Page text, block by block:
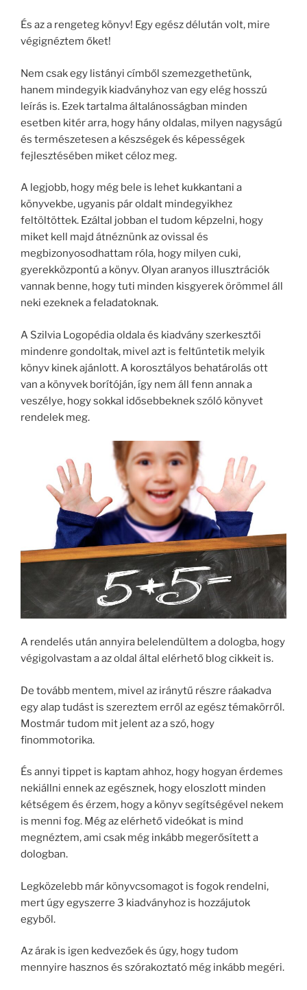
És az a rengeteg könyv! Egy egész délután volt, mire
végignéztem őket!
Nem csak egy listányi címből szemezgethetünk,
hanem mindegyik kiadványhoz van egy elég hosszú
leírás is. Ezek tartalma általánosságban minden
esetben kitér arra, hogy hány oldalas, milyen nagyságú
és természetesen a készségek és képességek
fejlesztésében miket céloz meg.
A legjobb, hogy még bele is lehet kukkantani a
könyvekbe, ugyanis pár oldalt mindegyikhez
feltöltöttek. Ezáltal jobban el tudom képzelni, hogy
miket kell majd átnéznünk az ovissal és
megbizonyosodhattam róla, hogy milyen cuki,
gyerekközpontú a könyv. Olyan aranyos illusztrációk
vannak benne, hogy tuti minden kisgyerek örömmel áll
neki ezeknek a feladatoknak.
A Szilvia Logopédia oldala és kiadvány szerkesztői
mindenre gondoltak, mivel azt is feltűntetik melyik
könyv kinek ajánlott. A korosztályos behatárolás ott
van a könyvek borítóján, így nem áll fenn annak a
veszélye, hogy sokkal idősebbeknek szóló könyvet
rendelek meg.
A rendelés után annyira belelendültem a dologba, hogy
végigolvastam a az oldal által elérhető blog cikkeit is.
De tovább mentem, mivel az iránytű részre ráakadva
egy alap tudást is szereztem erről az egész témakörről.
Mostmár tudom mit jelent az a szó, hogy
finommotorika.
És annyi tippet is kaptam ahhoz, hogy hogyan érdemes
nekiállni ennek az egésznek, hogy eloszlott minden
kétségem és érzem, hogy a könyv segítségével nekem
is menni fog. Még az elérhető videókat is mind
megnéztem, ami csak még inkább megerősített a
dologban.
Legközelebb már könyvcsomagot is fogok rendelni,
mert úgy egyszerre 3 kiadványhoz is hozzájutok
egyből.
Az árak is igen kedvezőek és úgy, hogy tudom
mennyire hasznos és szórakoztató még inkább megéri.